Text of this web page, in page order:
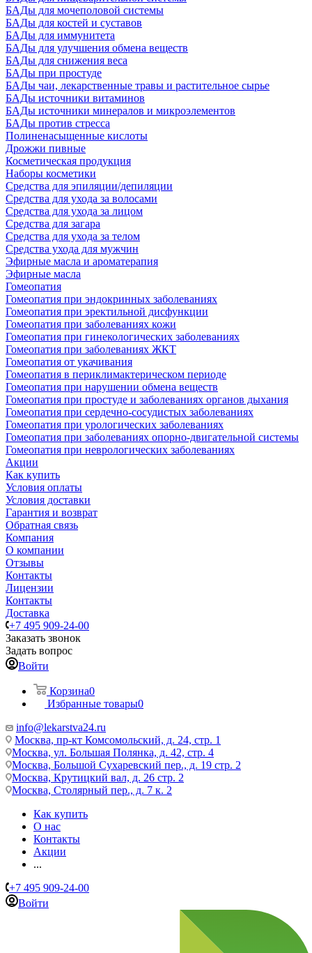
БАДы для мочеполовой системы
БАДы для костей и суставов
БАДы для иммунитета
БАДы для улучшения обмена веществ
БАДы для снижения веса
БАДы при простуде
БАДы чаи, лекарственные травы и растительное сырье
БАДы источники витаминов
БАДы источники минералов и микроэлементов
БАДы против стресса
Полиненасыщенные кислоты
Дрожжи пивные
Косметическая продукция
Наборы косметики
Средства для эпиляции/депиляции
Средства для ухода за волосами
Средства для ухода за лицом
Средства для загара
Средства для ухода за телом
Средства ухода для мужчин
Эфирные масла и ароматерапия
Эфирные масла
Гомеопатия
Гомеопатия при эндокринных заболеваниях
Гомеопатия при эректильной дисфункции
Гомеопатия при заболеваниях кожи
Гомеопатия при гинекологических заболеваниях
Гомеопатия при заболеваниях ЖКТ
Гомеопатия от укачивания
Гомеопатия в периклимактерическом периоде
Гомеопатия при нарушении обмена веществ
Гомеопатия при простуде и заболеваниях органов дыхания
Гомеопатия при сердечно-сосудистых заболеваниях
Гомеопатия при урологических заболеваниях
Гомеопатия при заболеваниях опорно-двигательной системы
Гомеопатия при неврологических заболеваниях
Акции
Как купить
Условия оплаты
Условия доставки
Гарантия и возврат
Обратная связь
Компания
О компании
Отзывы
Контакты
Лицензии
Контакты
Доставка
+7 495 909-24-00
Заказать звонок
Задать вопрос
Войти
Корзина0
Избранные товары0
info@lekarstva24.ru
Москва, пр-кт Комсомольский, д. 24, стр. 1
Москва, ул. Большая Полянка, д. 42, стр. 4
Москва, Большой Сухаревский пер., д. 19 стр. 2
Москва, Крутицкий вал, д. 26 стр. 2
Москва, Столярный пер., д. 7 к. 2
Как купить
О нас
Контакты
Акции
...
+7 495 909-24-00
Войти